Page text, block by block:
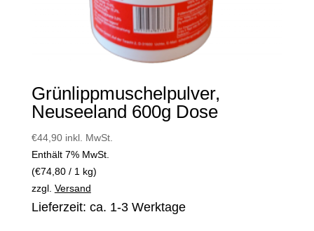
Grünlippmuschelpulver,
Neuseeland 600g Dose
€44,90 inkl. MwSt.
Enthält 7% MwSt.
(€74,80/ 1 kg)
zzgl. Versand
Lieferzeit: ca. 1-3 Werktage